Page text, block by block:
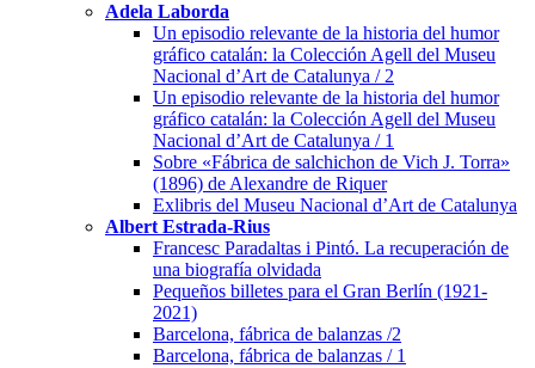
Adela Laborda
Un episodio relevante de la historia del humor
gráfico catalán: la Colección Agell del Museu
Nacional d’Art de Catalunya / 2
Un episodio relevante de la historia del humor
gráfico catalán: la Colección Agell del Museu
Nacional d’Art de Catalunya / 1
Sobre «Fábrica de salchichon de Vich J. Torra»
(1896) de Alexandre de Riquer
Exlibris del Museu Nacional d’Art de Catalunya
Albert Estrada-Rius
Francesc Paradaltas i Pintó. La recuperación de
una biografía olvidada
Pequeños billetes para el Gran Berlín (1921-
2021)
Barcelona, fábrica de balanzas /2
Barcelona, fábrica de balanzas / 1